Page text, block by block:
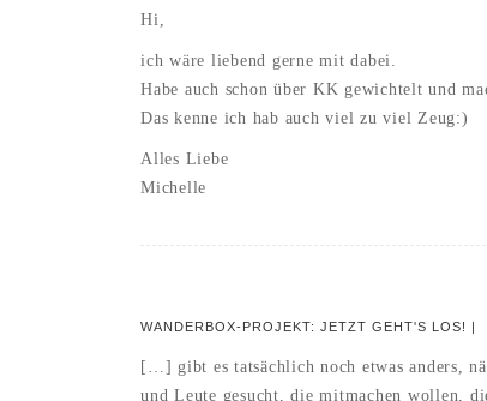
Hi,
ich wäre liebend gerne mit dabei.
Habe auch schon über KK gewichtelt und
Das kenne ich hab auch viel zu viel Zeug:)
Alles Liebe
Michelle
WANDERBOX-PROJEKT: JETZT GEHT'S LOS! |
[…] gibt es tatsächlich noch etwas anders,
und Leute gesucht, die mitmachen wollen,